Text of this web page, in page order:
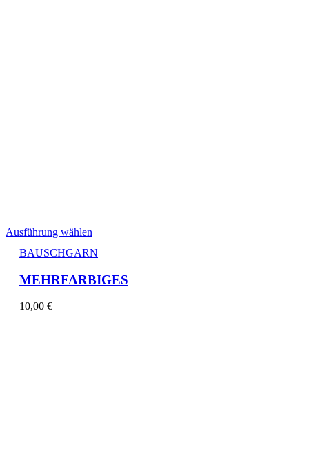
Ausführung wählen
BAUSCHGARN
MEHRFARBIGES
10,00 €